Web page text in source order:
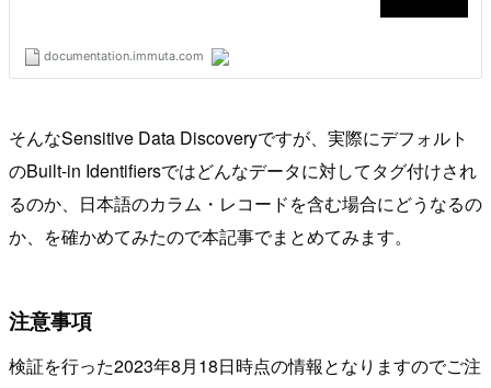
そんなSensitive Data Discoveryですが、実際にデフォルト
のBuilt-in Identifiersではどんなデータに対してタグ付けされ
るのか、日本語のカラム・レコードを含む場合にどうなるの
か、を確かめてみたので本記事でまとめてみます。
注意事項
検証を行った2023年8月18日時点の情報となりますのでご注